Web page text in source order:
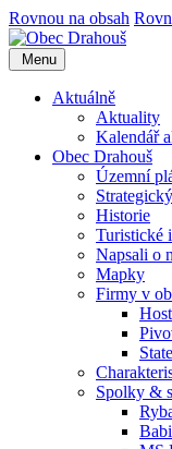
Rovnou na obsah
Menu
Aktuálně
Aktuality
Kalendář
Obec Drahouš
Územní
Historie
Turistické
Napsali o
Mapky
Firmy v
Spolky &